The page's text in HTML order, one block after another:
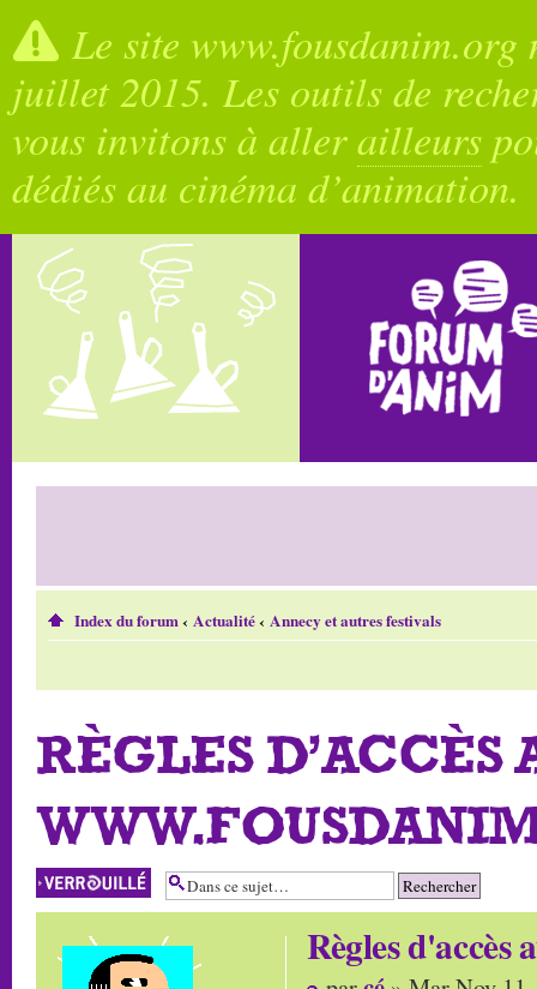
Le site
juillet 2015. Les outils de
vous invitons à allerailleurs
dédiés au cinéma d’animation.
Index du forum‹ Actualité‹ Annecy et autres festivals
RÈGLES D'ACCÈS
Sujet verrouillé
Règles